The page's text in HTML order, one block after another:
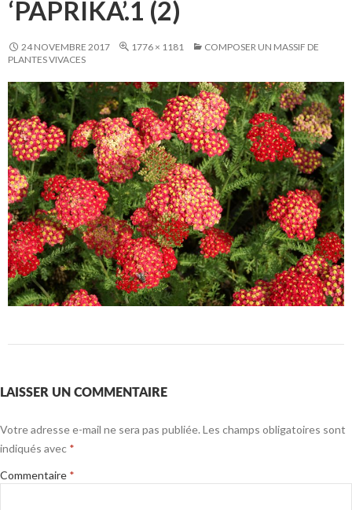
‘PAPRIKA’.1 (2)
24 NOVEMBRE 2017 1776 × 1181
COMPOSER UN MASSIF DE
PLANTES VIVACES
LAISSER UN COMMENTAIRE
Votre adresse e-mail ne sera pas publiée. Les champs obligatoires sont
indiqués avec *
Commentaire *